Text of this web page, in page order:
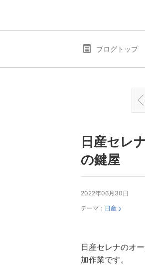
ブログトップ
日産セレ
の鍵屋
2022年06月30日
テーマ： 日産
日産セレナのオ
加作業です。